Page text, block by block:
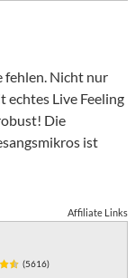
fehlen. Nicht nur
echtes Live Feeling
Die
ist
Affiliate Links
(5616)